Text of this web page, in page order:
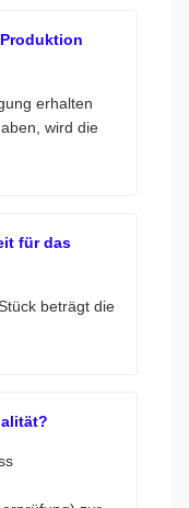
erhalten
wird die
für das
beträgt die